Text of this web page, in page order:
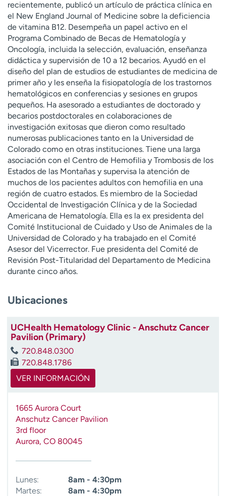
recientemente, publicó un artículo de práctica clínica en
el New England Journal of Medicine sobre la deficiencia
de vitamina B12. Desempeña un papel activo en el
Programa Combinado de Becas de Hematología y
Oncología, incluida la selección, evaluación, enseñanza
didáctica y supervisión de 10 a 12 becarios. Ayudó en el
diseño del plan de estudios de estudiantes de medicina de
primer año y les enseña la fisiopatología de los trastornos
hematológicos en conferencias y sesiones en grupos
pequeños. Ha asesorado a estudiantes de doctorado y
becarios postdoctorales en colaboraciones de
investigación exitosas que dieron como resultado
numerosas publicaciones tanto en la Universidad de
Colorado como en otras instituciones. Tiene una larga
asociación con el Centro de Hemofilia y Trombosis de los
Estados de las Montañas y supervisa la atención de
muchos de los pacientes adultos con hemofilia en una
región de cuatro estados. Es miembro de la Sociedad
Occidental de Investigación Clínica y de la Sociedad
Americana de Hematología. Ella es la ex presidenta del
Comité Institucional de Cuidado y Uso de Animales de la
Universidad de Colorado y ha trabajado en el Comité
Asesor del Vicerrector. Fue presidenta del Comité de
Revisión Post-Titularidad del Departamento de Medicina
durante cinco años.
Ubicaciones
UCHealth Hematology Clinic - Anschutz Cancer
Pavilion (Primary)
720.848.0300
720.848.1786
VER INFORMACIÓN
1665 Aurora Court
Anschutz Cancer Pavilion
3rd floor
Aurora, CO 80045
Lunes:
8am - 4:30pm
Martes:
8am - 4:30pm